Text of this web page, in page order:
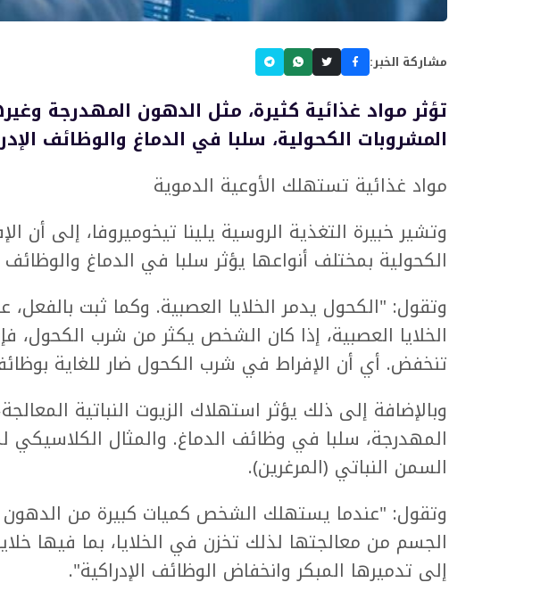
مشاركة الخبر:
تؤثر مواد غذائية كثيرة، مثل الدهون المهدرجة
المشروبات الكحولية، سلبا في الدماغ والوظائف
مواد غذائية تستهلك الأوعية الدموية
وتشير خبيرة التغذية الروسية يلينا تيخوميروفا، إلى أن
الكحولية بمختلف أنواعها يؤثر سلبا في الدماغ والوظائف
وتقول: "الكحول يدمر الخلايا العصبية. وكما ثبت
الخلايا العصبية، إذا كان الشخص يكثر من شرب الكحول،
تنخفض. أي أن الإفراط في شرب الكحول ضار للغاية
وبالإضافة إلى ذلك يؤثر استهلاك الزيوت النباتية
المهدرجة، سلبا في وظائف الدماغ. والمثال الكلاسيكي
السمن النباتي (المرغرين).
وتقول: "عندما يستهلك الشخص كميات كبيرة من الدهون
الجسم من معالجتها لذلك تخزن في الخلايا، بما فيها
إلى تدميرها المبكر وانخفاض الوظائف الإدراكية".